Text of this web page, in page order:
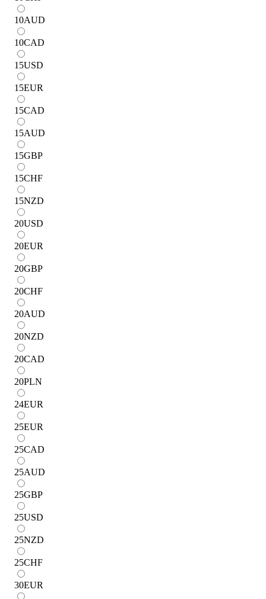
10AUD
10CAD
15USD
15EUR
15CAD
15AUD
15GBP
15CHF
15NZD
20USD
20EUR
20GBP
20CHF
20AUD
20NZD
20CAD
20PLN
24EUR
25EUR
25CAD
25AUD
25GBP
25USD
25NZD
25CHF
30EUR